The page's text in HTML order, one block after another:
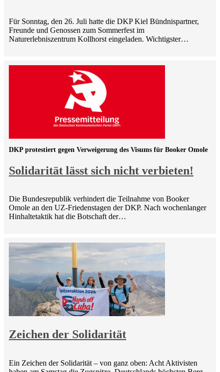
Für Sonntag, den 26. Juli hatte die DKP Kiel Bündnispartner,
Freunde und Genossen zum Sommerfest im
Naturerlebniszentrum Kollhorst eingeladen. Wichtigster…
Solidarität lässt sich nicht verbieten!
DKP protestiert gegen Verweigerung des Visums für Booker Omole
Die Bundesrepublik verhindert die Teilnahme von Booker
Omole an den UZ-Friedenstagen der DKP. Nach wochenlanger
Hinhaltetaktik hat die Botschaft der…
Zeichen der Solidarität
Ein Zeichen der Solidarität – von ganz oben: Acht Aktivisten